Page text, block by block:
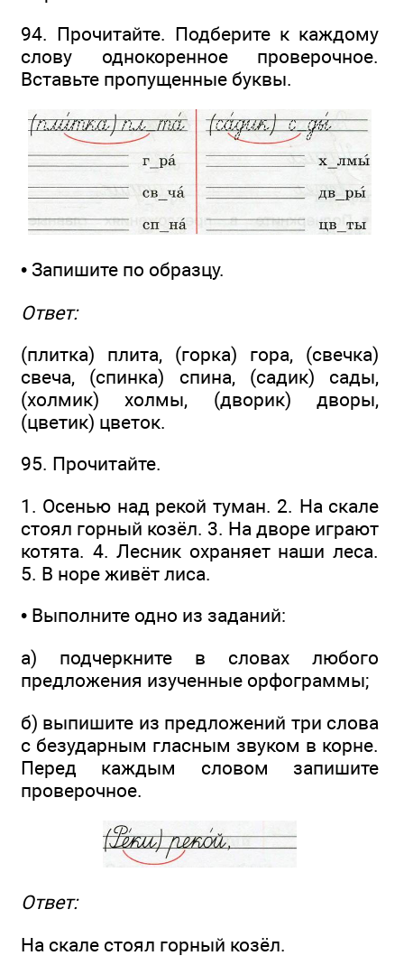
94. Прочитайте. Подберите к каждому
слову однокоренное проверочное.
Вставьте пропущенные буквы.
• Запишите по образцу.
Ответ:
(плитка) плита, (горка) гора, (свечка)
свеча, (спинка) спина, (садик) сады,
(холмик) холмы, (дворик) дворы,
(цветик) цветок.
95. Прочитайте.
1. Осенью над рекой туман. 2. На скале
стоял горный козёл. 3. На дворе играют
котята. 4. Лесник охраняет наши леса.
5. В норе живёт лиса.
• Выполните одно из заданий:
а) подчеркните в словах любого
предложения изученные орфограммы;
б) выпишите из предложений три слова
с безударным гласным звуком в корне.
Перед каждым словом запишите
проверочное.
Ответ:
На скале стоял горный козёл.